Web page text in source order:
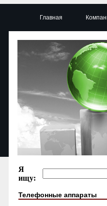
Главная
Я
ищу:
Телефонные аппараты